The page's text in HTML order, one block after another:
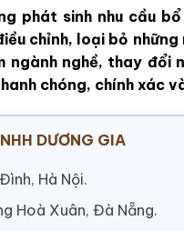
phát sinh nhu cầu bổ
chỉnh, loại bỏ những
nghề, thay đổi
chóng, chính xác
DƯƠNG GIA
Hà Nội.
Hoà Xuân, Đà Nẵng.